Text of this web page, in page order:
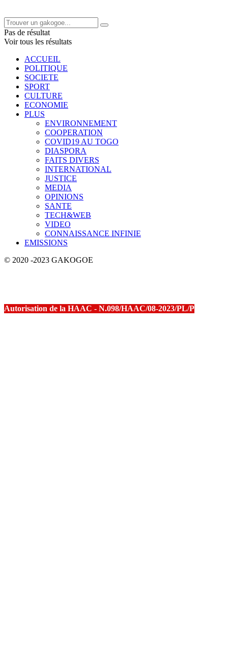
Pas de résultat
Voir tous les résultats
ACCUEIL
POLITIQUE
SOCIETE
SPORT
CULTURE
ECONOMIE
PLUS
ENVIRONNEMENT
COOPERATION
COVID19 AU TOGO
DIASPORA
FAITS DIVERS
INTERNATIONAL
JUSTICE
MEDIA
OPINIONS
SANTE
TECH&WEB
VIDEO
CONNAISSANCE INFINIE
EMISSIONS
© 2020 -2023 GAKOGOE
Autorisation de la HAAC - N.098/HAAC/08-2023/PL/P